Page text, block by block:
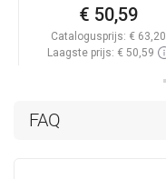
FAQ
€ 50,59
Catalogusprijs: € 63,20
Laagste prijs: € 50,59